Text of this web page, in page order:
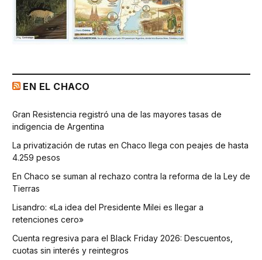
EN EL CHACO
Gran Resistencia registró una de las mayores tasas de
indigencia de Argentina
La privatización de rutas en Chaco llega con peajes de hasta
4.259 pesos
En Chaco se suman al rechazo contra la reforma de la Ley de
Tierras
Lisandro: «La idea del Presidente Milei es llegar a
retenciones cero»
Cuenta regresiva para el Black Friday 2026: Descuentos,
cuotas sin interés y reintegros